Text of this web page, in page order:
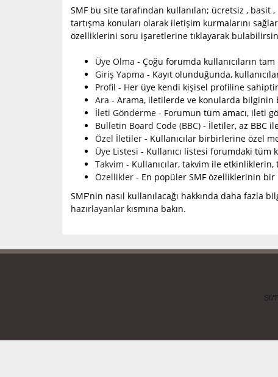
SMF bu site tarafından kullanılan; ücretsiz , basit
tartışma konuları olarak iletişim kurmalarını
özelliklerini soru işaretlerine tıklayarak
Üye Olma - Çoğu forumda kullanıcıların
Giriş Yapma - Kayıt olunduğunda,
Profil - Her üye kendi kişisel profiline
Ara - Arama, iletilerde ve konularda bilginin
İleti Gönderme - Forumun tüm amacı, ileti
Bulletin Board Code (BBC) - İletiler, az BBC
Özel İletiler - Kullanıcılar birbirlerine özel
Üye Listesi - Kullanıcı listesi forumdaki tüm
Takvim - Kullanıcılar, takvim ile
Özellikler - En popüler SMF özelliklerinin bir
SMF'nin nasıl kullanılacağı hakkında daha fazla
hazırlayanlar kısmına bakın.